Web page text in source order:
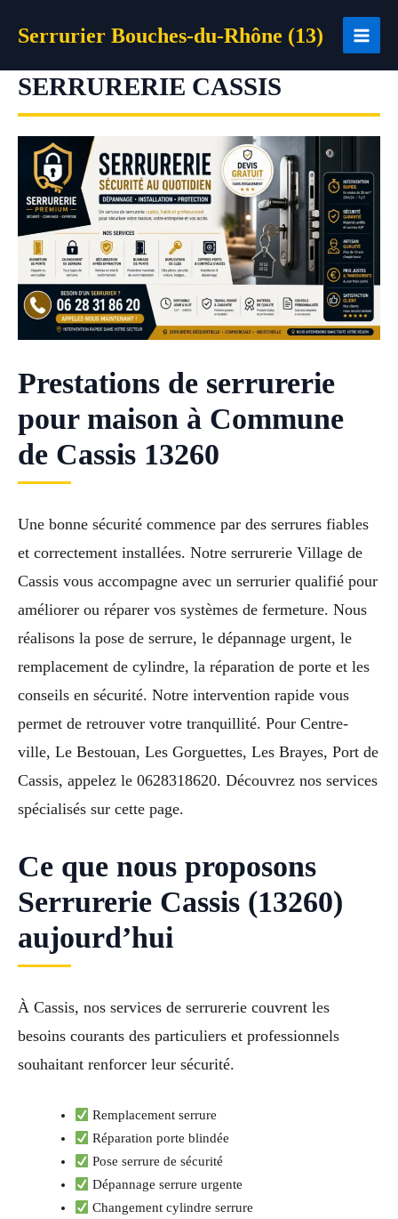
Serrurier Bouches-du-Rhône (13)
SERRURERIE CASSIS
Prestations de serrurerie
pour maison à Commune
de Cassis 13260
Une bonne sécurité commence par des serrures fiables
et correctement installées. Notre serrurerie Village de
Cassis vous accompagne avec un serrurier qualifié pour
améliorer ou réparer vos systèmes de fermeture. Nous
réalisons la pose de serrure, le dépannage urgent, le
remplacement de cylindre, la réparation de porte et les
conseils en sécurité. Notre intervention rapide vous
permet de retrouver votre tranquillité. Pour Centre-
ville, Le Bestouan, Les Gorguettes, Les Brayes, Port de
Cassis, appelez le 0628318620. Découvrez nos services
spécialisés sur cette page.
Ce que nous proposons
Serrurerie Cassis (13260)
aujourd’hui
À Cassis, nos services de serrurerie couvrent les
besoins courants des particuliers et professionnels
souhaitant renforcer leur sécurité.
Remplacement serrure
Réparation porte blindée
Pose serrure de sécurité
Dépannage serrure urgente
Changement cylindre serrure